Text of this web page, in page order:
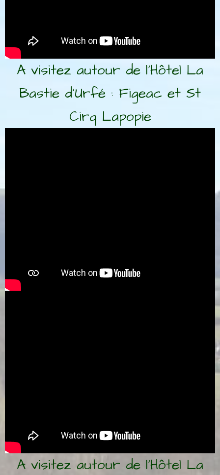
A visitez autour de l'Hôtel La
Bastie d'Urfé : Figeac et St
Cirq Lapopie
A visitez autour de l'Hôtel La